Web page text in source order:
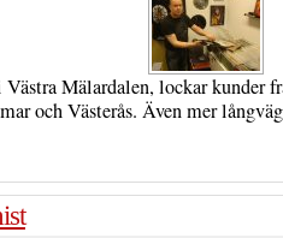
Mälardalen, lockar kunder
och Västerås. Även mer